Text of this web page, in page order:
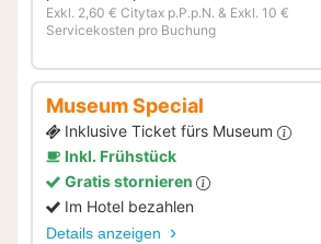
Exkl. 2,60 € Citytax p.P.p.N. & Exkl. 10 €
Servicekosten pro Buchung
Museum Special
Inklusive Ticket fürs Museum
Inkl. Frühstück
Gratis stornieren
Im Hotel bezahlen
Details anzeigen